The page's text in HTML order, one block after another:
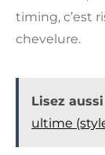
timing, c’est
chevelure.
Lisez aussi
ultime